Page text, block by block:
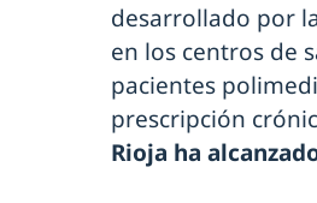
desarrollado por
en los centros de
pacientes
prescripción
Rioja ha